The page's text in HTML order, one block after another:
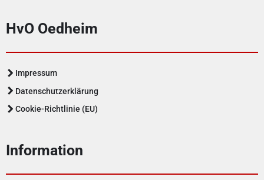
HvO Oedheim
Impressum
Datenschutzerklärung
Cookie-Richtlinie (EU)
Information